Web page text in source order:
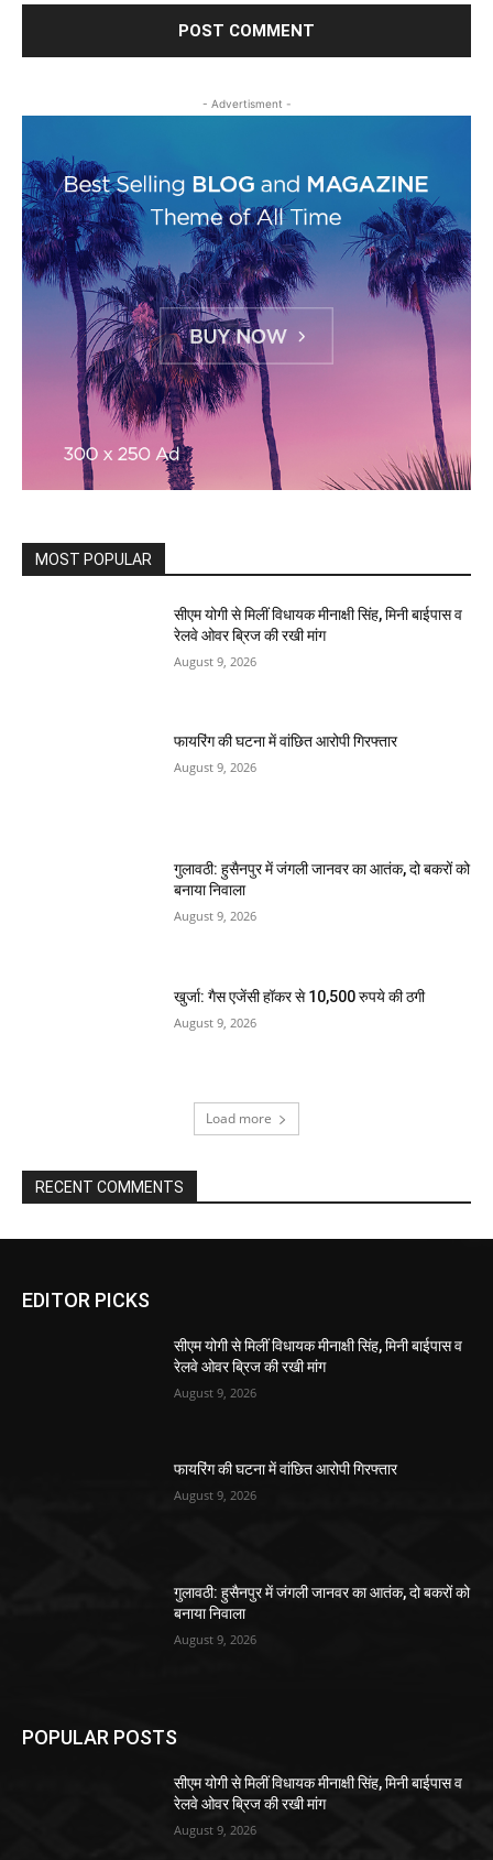
- Advertisment -
MOST POPULAR
सीएम योगी से मिलीं विधायक मीनाक्षी सिंह, मिनी बाईपास व
रेलवे ओवर ब्रिज की रखी मांग
August 9, 2026
फायरिंग की घटना में वांछित आरोपी गिरफ्तार
August 9, 2026
गुलावठी: हुसैनपुर में जंगली जानवर का आतंक, दो बकरों को
बनाया निवाला
August 9, 2026
खुर्जा: गैस एजेंसी हॉकर से 10,500 रुपये की ठगी
August 9, 2026
Load more
RECENT COMMENTS
EDITOR PICKS
सीएम योगी से मिलीं विधायक मीनाक्षी सिंह, मिनी बाईपास व
रेलवे ओवर ब्रिज की रखी मांग
August 9, 2026
फायरिंग की घटना में वांछित आरोपी गिरफ्तार
August 9, 2026
गुलावठी: हुसैनपुर में जंगली जानवर का आतंक, दो बकरों को
बनाया निवाला
August 9, 2026
POPULAR POSTS
सीएम योगी से मिलीं विधायक मीनाक्षी सिंह, मिनी बाईपास व
रेलवे ओवर ब्रिज की रखी मांग
August 9, 2026